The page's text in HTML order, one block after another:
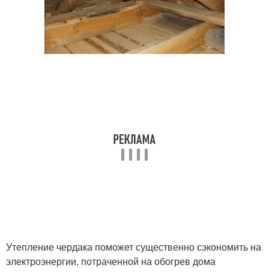
Утепление чердака поможет существенно сэкономить на
электроэнергии, потраченной на обогрев дома